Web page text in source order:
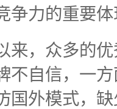
争力的重要
来，众多的
不自信，一
国外模式，